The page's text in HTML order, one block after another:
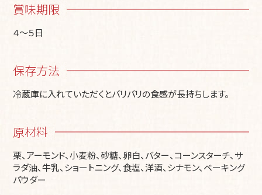
賞味期限
４～５日
保存方法
冷蔵庫に入れていただくとパリパリの食感が長持ちします。
原材料
栗、アーモンド、小麦粉、砂糖、卵白、バター、コーンスターチ、サ
ラダ油、牛乳、ショートニング、食塩、洋酒、シナモン、ベーキング
パウダー